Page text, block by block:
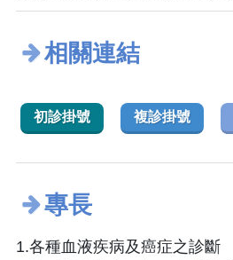
相關連結
初診掛號 複診掛號
專長
1.各種血液疾病及癌症之診斷